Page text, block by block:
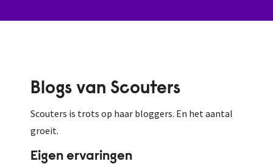
Blogs van Scouters
Scouters is trots op haar bloggers. En het aantal
groeit.
Eigen ervaringen